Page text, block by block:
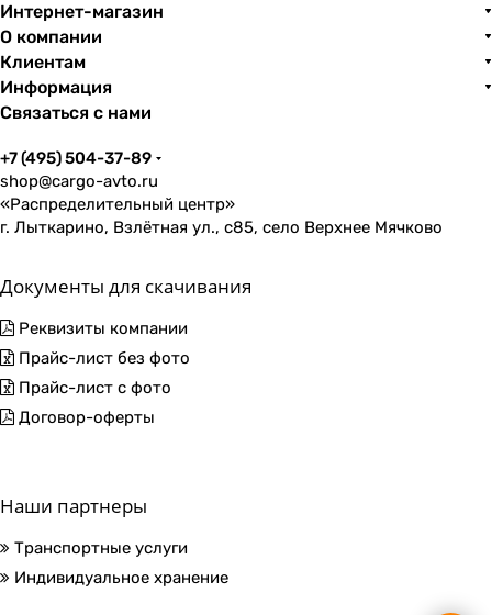
Интернет-магазин
О компании
Клиентам
Информация
Связаться с нами
+7 (495) 504-37-89
shop@cargo-avto.ru
«Распределительный центр»
г. Лыткарино, Взлётная ул., с85, село Верхнее Мячково
Документы для скачивания
Реквизиты компании
Прайс-лист без фото
Прайс-лист с фото
Договор-оферты
Наши партнеры
Транспортные услуги
Индивидуальное хранение